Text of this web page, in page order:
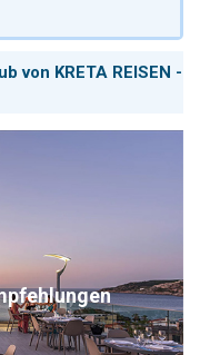
von KRETA REISEN -